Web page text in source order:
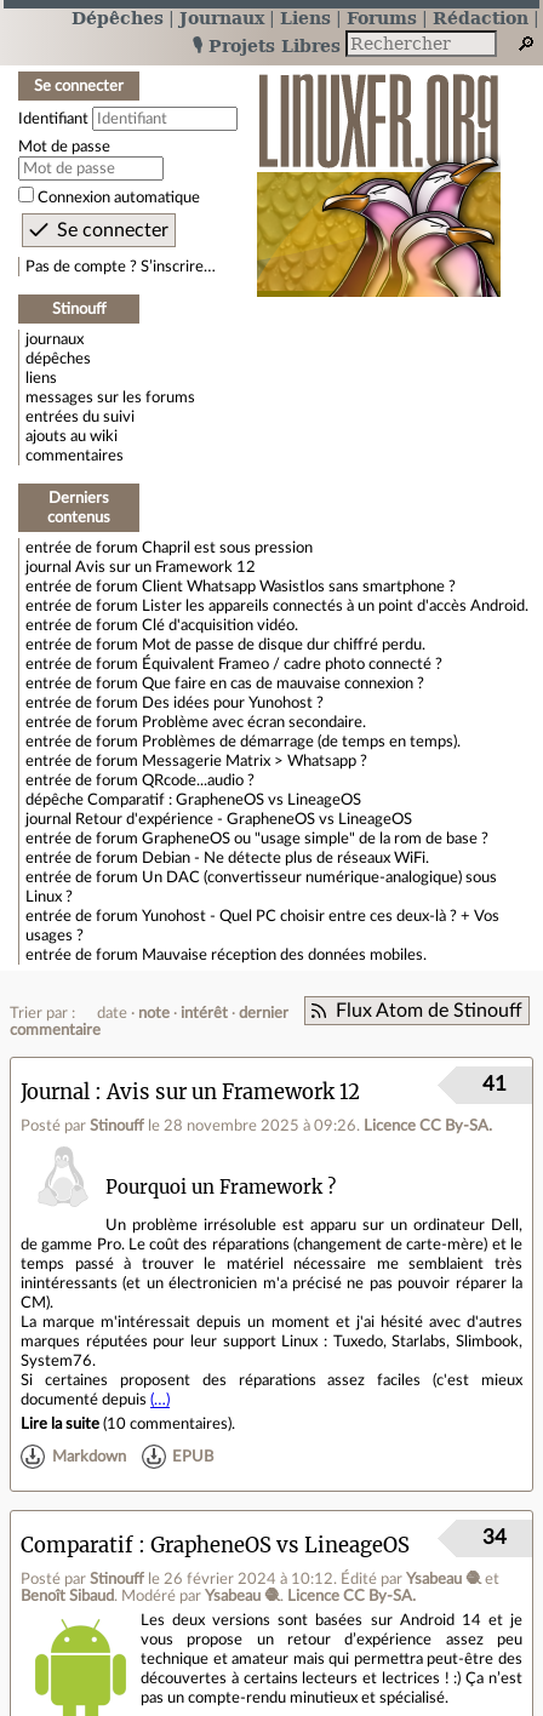
Dépêches Journaux Liens Forums
Rédaction
🎙️ Projets Libres
Se connecter
Identifiant
Mot de passe
Connexion automatique
Pas de compte ? S’inscrire…
Stinouff
journaux
dépêches
liens
messages sur les forums
entrées du suivi
ajouts au wiki
commentaires
Derniers
contenus
entrée de forum Chapril est sous pression
journal Avis sur un Framework 12
entrée de forum Client Whatsapp Wasistlos sans smartphone ?
entrée de forum
Lister les appareils connectés à un point d'accès Android.
entrée de forum Clé d'acquisition vidéo.
entrée de forum Mot de passe de disque dur chiffré perdu.
entrée de forum Équivalent Frameo / cadre photo connecté ?
entrée de forum Que faire en cas de mauvaise connexion ?
entrée de forum Des idées pour Yunohost ?
entrée de forum Problème avec écran secondaire.
entrée de forum Problèmes de démarrage (de temps en temps).
entrée de forum Messagerie Matrix > Whatsapp ?
entrée de forum QRcode...audio ?
dépêche Comparatif : GrapheneOS vs LineageOS
journal
Retour d'expérience - GrapheneOS vs LineageOS
entrée de forum GrapheneOS ou "usage simple" de la rom de base ?
entrée de forum Debian - Ne détecte plus de réseaux WiFi.
entrée de forum Un DAC (convertisseur numérique-analogique) sous
Linux ?
entrée de forum Yunohost - Quel PC choisir entre ces deux-là ? + Vos
usages ?
entrée de forum Mauvaise réception des données mobiles.
Flux Atom de Stinouff
Trier par : date note intérêt
dernier
commentaire
Journal Avis sur un Framework 12
Posté par Stinouff le 28 novembre 2025 à 09:26. Licence CC By‑SA.
41
Pourquoi un Framework ?
Un problème irrésoluble est apparu sur un ordinateur Dell,
de gamme Pro. Le coût des réparations (changement de carte-mère) et le
temps passé à trouver le matériel nécessaire me semblaient très
inintéressants (et un électronicien m'a précisé ne pas pouvoir réparer la
CM).
La marque m'intéressait depuis un moment et j'ai hésité avec d'autres
marques réputées pour leur support Linux : Tuxedo, Starlabs, Slimbook,
System76.
Si certaines proposent des réparations assez faciles (c'est mieux
documenté depuis (…)
Lire la suite (10 commentaires).
Markdown EPUB
Comparatif : GrapheneOS vs LineageOS
Posté par Stinouff le 26 février 2024 à 10:12. Édité par Ysabeau 🧶 et
Benoît Sibaud. Modéré par Ysabeau 🧶. Licence CC By‑SA.
34
Les deux versions sont basées sur Android 14 et je
vous propose un retour d’expérience assez peu
technique et amateur mais qui permettra peut-être des
découvertes à certains lecteurs et lectrices ! :) Ça n’est
pas un compte-rendu minutieux et spécialisé.